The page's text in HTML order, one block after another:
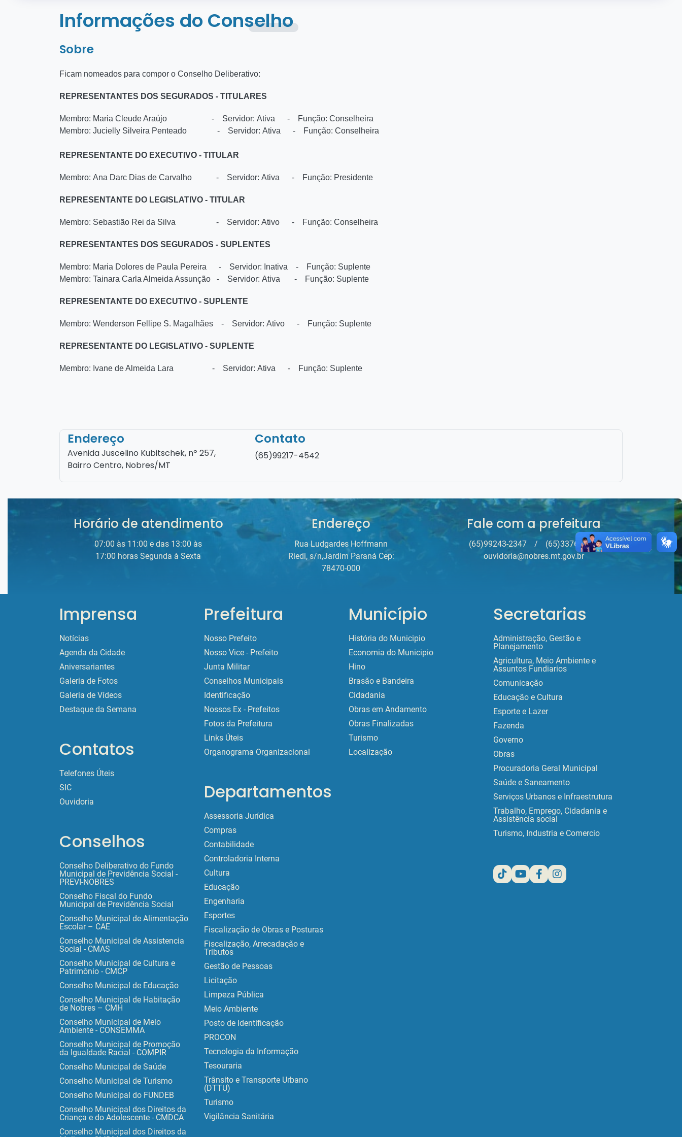
Informações do Conselho
Sobre
Ficam nomeados para compor o Conselho Deliberativo:
REPRESENTANTES DOS SEGURADOS - TITULARES
Membro: Maria Cleude Araújo - Servidor: Ativa - Função: Conselheira
Membro: Jucielly Silveira Penteado - Servidor: Ativa - Função: Conselheira
REPRESENTANTE DO EXECUTIVO - TITULAR
Membro: Ana Darc Dias de Carvalho - Servidor: Ativa - Função: Presidente
REPRESENTANTE DO LEGISLATIVO - TITULAR
Membro: Sebastião Rei da Silva - Servidor: Ativo - Função: Conselheira
REPRESENTANTES DOS SEGURADOS - SUPLENTES
Membro: Maria Dolores de Paula Pereira - Servidor: Inativa - Função: Suplente
Membro: Tainara Carla Almeida Assunção - Servidor: Ativa - Função: Suplente
REPRESENTANTE DO EXECUTIVO - SUPLENTE
Membro: Wenderson Fellipe S. Magalhães - Servidor: Ativo - Função: Suplente
REPRESENTANTE DO LEGISLATIVO - SUPLENTE
Membro: Ivane de Almeida Lara - Servidor: Ativa - Função: Suplente
Endereço
Avenida Juscelino Kubitschek, nº 257,
Bairro Centro, Nobres/MT
Contato
(65)99217-4542
Horário de atendimento
07:00 às 11:00 e das 13:00 às
17:00 horas Segunda à Sexta
Endereço
Rua Ludgardes Hoffmann
Riedi, s/n,Jardim Paraná Cep:
78470-000
Fale com a prefeitura
(65)99243-2347 /
(65)3376-4200
ouvidoria@nobres.mt.gov.br
Imprensa
Notícias
Agenda da Cidade
Aniversariantes
Galeria de Fotos
Galeria de Vídeos
Destaque da Semana
Contatos
Telefones Úteis
SIC
Ouvidoria
Conselhos
Conselho Deliberativo do Fundo
Municipal de Previdência Social -
PREVI-NOBRES
Conselho Fiscal do Fundo
Municipal de Previdência Social
Conselho Municipal de Alimentação
Escolar – CAE
Conselho Municipal de Assistencia
Social - CMAS
Conselho Municipal de Cultura e
Patrimônio - CMCP
Conselho Municipal de Educação
Conselho Municipal de Habitação
de Nobres – CMH
Conselho Municipal de Meio
Ambiente - CONSEMMA
Conselho Municipal de Promoção
da Igualdade Racial - COMPIR
Conselho Municipal de Saúde
Conselho Municipal de Turismo
Conselho Municipal do FUNDEB
Conselho Municipal dos Direitos da
Criança e do Adolescente - CMDCA
Conselho Municipal dos Direitos da
Prefeitura
Nosso Prefeito
Nosso Vice - Prefeito
Junta Militar
Conselhos Municipais
Identificação
Nossos Ex - Prefeitos
Fotos da Prefeitura
Links Úteis
Organograma Organizacional
Departamentos
Assessoria Jurídica
Compras
Contabilidade
Controladoria Interna
Cultura
Educação
Engenharia
Esportes
Fiscalização de Obras e Posturas
Fiscalização, Arrecadação e
Tributos
Gestão de Pessoas
Licitação
Limpeza Pública
Meio Ambiente
Posto de Identificação
PROCON
Tecnologia da Informação
Tesouraria
Trânsito e Transporte Urbano
(DTTU)
Turismo
Vigilância Sanitária
Município
História do Municipio
Economia do Municipio
Hino
Brasão e Bandeira
Cidadania
Obras em Andamento
Obras Finalizadas
Turismo
Localização
Secretarias
Administração, Gestão e
Planejamento
Agricultura, Meio Ambiente e
Assuntos Fundiarios
Comunicação
Educação e Cultura
Esporte e Lazer
Fazenda
Governo
Obras
Procuradoria Geral Municipal
Saúde e Saneamento
Serviços Urbanos e Infraestrutura
Trabalho, Emprego, Cidadania e
Assistência social
Turismo, Industria e Comercio